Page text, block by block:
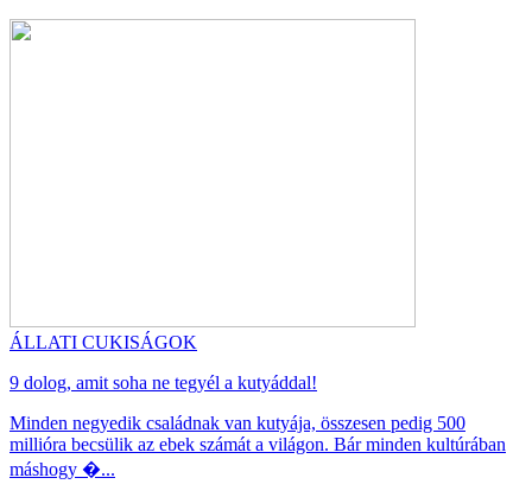
ÁLLATI CUKISÁGOK
9 dolog, amit soha ne tegyél a kutyáddal!
Minden negyedik családnak van kutyája, összesen pedig 500
millióra becsülik az ebek számát a világon. Bár minden kultúrában
máshogy �...